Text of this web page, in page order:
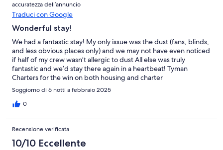
accuratezza dell’annuncio
Traduci con Google
Wonderful stay!
We had a fantastic stay! My only issue was the dust (fans, blinds,
and less obvious places only) and we may not have even noticed
if half of my crew wasn’t allergic to dust All else was truly
fantastic and we’d stay there again in a heartbeat! Tyman
Charters for the win on both housing and charter
accommodations! We will be back!
Soggiorno di 6 notti a febbraio 2025
0
Recensione verificata
10/10 Eccellente